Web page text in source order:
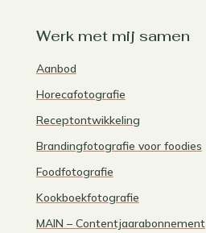
Werk met mij samen
Aanbod
Horecafotografie
Receptontwikkeling
Brandingfotografie voor foodies
Foodfotografie
Kookboekfotografie
MAIN – Contentjaarabonnement